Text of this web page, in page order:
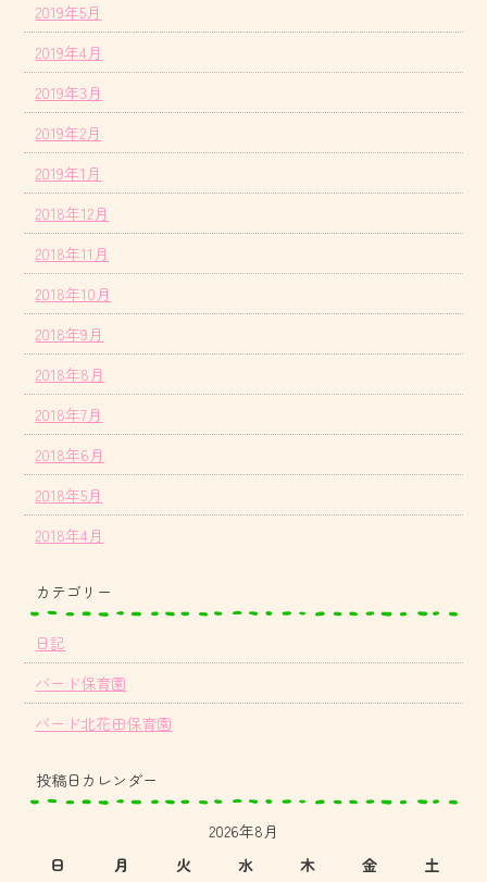
2019年5月
2019年4月
2019年3月
2019年2月
2019年1月
2018年12月
2018年11月
2018年10月
2018年9月
2018年8月
2018年7月
2018年6月
2018年5月
2018年4月
カテゴリー
日記
バード保育園
バード北花田保育園
投稿日カレンダー
2026年8月
日
月 火 水 木 金 土